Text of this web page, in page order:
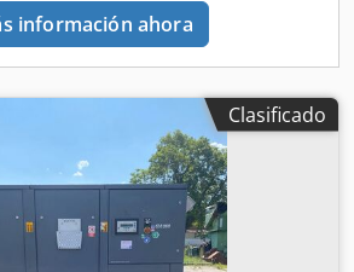
información ahora
Clasificado